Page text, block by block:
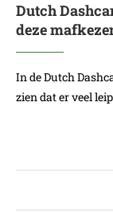
Dutch
deze
In de Dutch
zien dat er veel